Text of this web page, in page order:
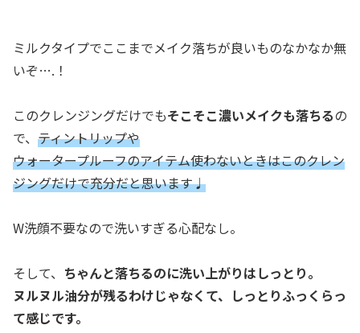
ミルクタイプでここまでメイク落ちが良いものなかなか無
いぞ….！
このクレンジングだけでもそこそこ濃いメイクも落ちるの
で、 ティントリップや
ウォータープルーフのアイテム使わないときはこのクレン
ジングだけで充分だと思います♩
W洗顔不要なので洗いすぎる心配なし。
そして、 ちゃんと落ちるのに洗い上がりはしっとり。
ヌルヌル油分が残るわけじゃなくて、しっとりふっくらっ
て感じです。